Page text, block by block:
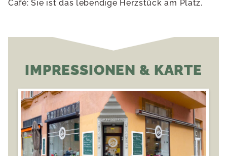
Café: Sie ist das lebendige Herzstück am Platz.
IMPRESSIONEN & KARTE